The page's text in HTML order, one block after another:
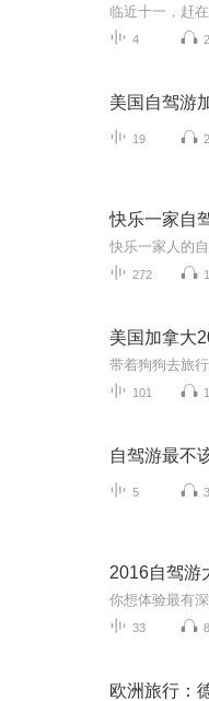
4
美国自驾游
19
快乐一家自
272
美国加拿大
带着狗狗去旅行
101
自驾游最不
5
2016自驾游
33
欧洲旅行：